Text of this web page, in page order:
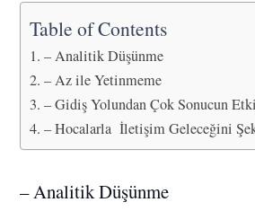
Table of Contents
– Analitik Düşünme
– Az ile Yetinmeme
– Gidiş Yolundan Çok Sonucun
– Hocalarla İletişim Geleceğini
– Analitik Düşünme